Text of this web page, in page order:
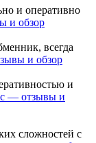
и оперативно
и обзор
всегда
и обзор
и
— отзывы и
сложностей с